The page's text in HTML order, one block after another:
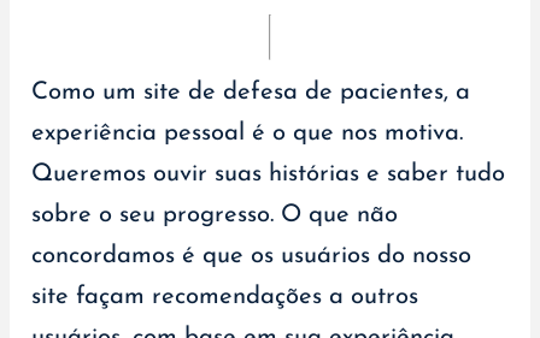
Como um site de defesa de pacientes, a
experiência pessoal é o que nos motiva.
Queremos ouvir suas histórias e saber tudo
sobre o seu progresso. O que não
concordamos é que os usuários do nosso
site façam recomendações a outros